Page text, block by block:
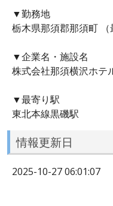
▼勤務地
栃木県那須郡那須町
▼企業名・施設名
株式会社那須横沢ホテ
▼最寄り駅
東北本線黒磯駅
情報更新日
2025-10-27 06:01:07